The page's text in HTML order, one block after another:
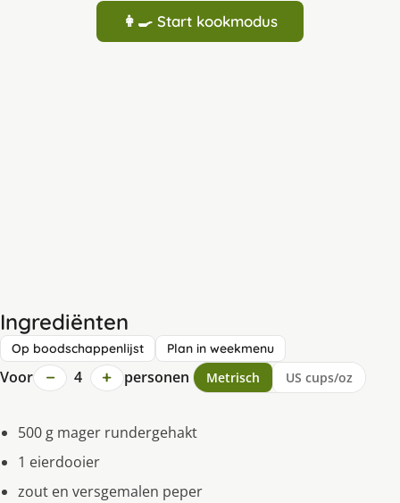
👩‍🍳 Start kookmodus
Ingrediënten
Op boodschappenlijst Plan in weekmenu
Voor − 4 + personen Metrisch US cups/oz
500 g mager rundergehakt
1 eierdooier
zout en versgemalen peper